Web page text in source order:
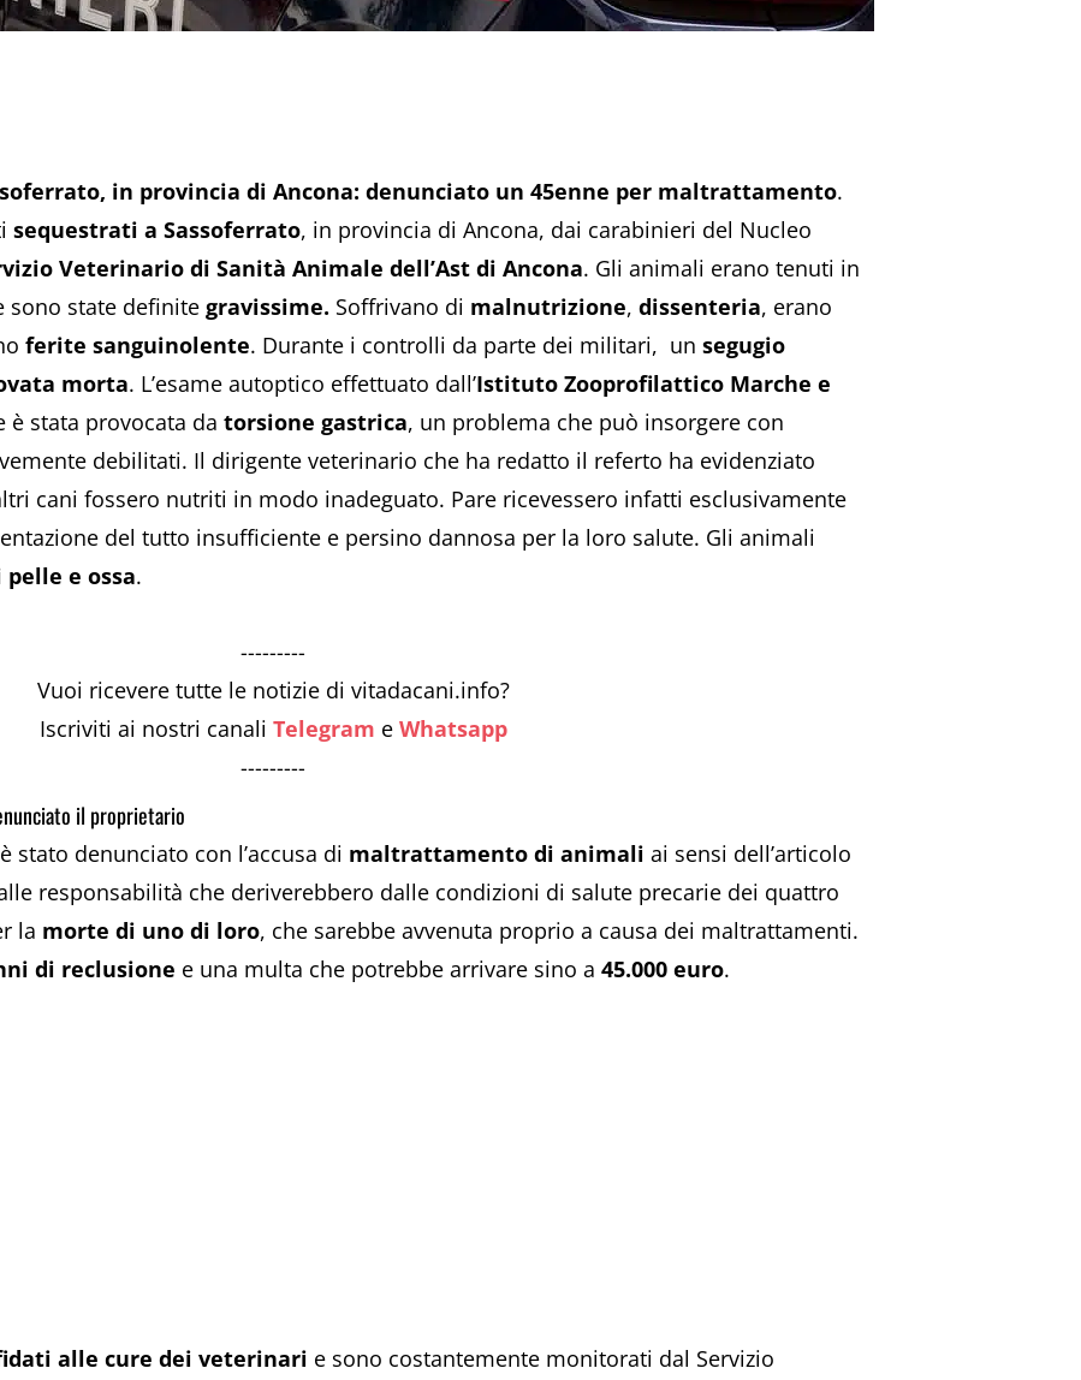
in provincia di Ancona: denunciato un 45enne per maltrattamento.
sequestrati a Sassoferrato, in provincia di Ancona, dai carabinieri del Nucleo
Veterinario di Sanità Animale dell’Ast di Ancona. Gli animali erano tenuti in
sono state definite gravissime. Soffrivano di malnutrizione, dissenteria, erano
ferite sanguinolente. Durante i controlli da parte dei militari, un segugio
morta. L’esame autoptico effettuato dall’Istituto Zooprofilattico Marche e
stata provocata da torsione gastrica, un problema che può insorgere con
debilitati. Il dirigente veterinario che ha redatto il referto ha evidenziato
cani fossero nutriti in modo inadeguato. Pare ricevessero infatti esclusivamente
del tutto insufficiente e persino dannosa per la loro salute. Gli animali
e ossa.
---------
Vuoi ricevere tutte le notizie di vitadacani.info?
Iscriviti ai nostri canali Telegram e Whatsapp
---------
il proprietario
stato denunciato con l’accusa di maltrattamento di animali ai sensi dell’articolo
responsabilità che deriverebbero dalle condizioni di salute precarie dei quattro
la morte di uno di loro, che sarebbe avvenuta proprio a causa dei maltrattamenti.
di reclusione e una multa che potrebbe arrivare sino a 45.000 euro.
alle cure dei veterinari e sono costantemente monitorati dal Servizio